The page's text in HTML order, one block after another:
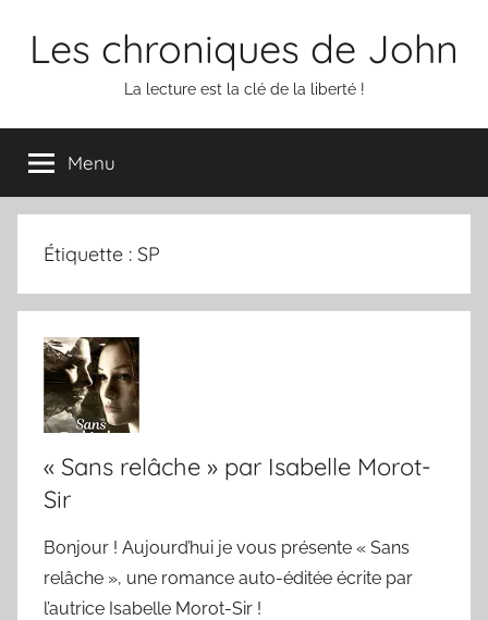
Les chroniques de John
La lecture est la clé de la liberté !
Menu
Étiquette : SP
« Sans relâche » par Isabelle Morot-
Sir
Bonjour ! Aujourd’hui je vous présente « Sans
relâche », une romance auto-éditée écrite par
l’autrice Isabelle Morot-Sir !